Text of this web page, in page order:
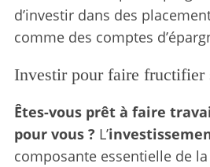
d’investir dans des
comme des comptes
Investir pour faire fructifier
Êtes-vous prêt à faire
pour vous ? L’
composante essentielle de